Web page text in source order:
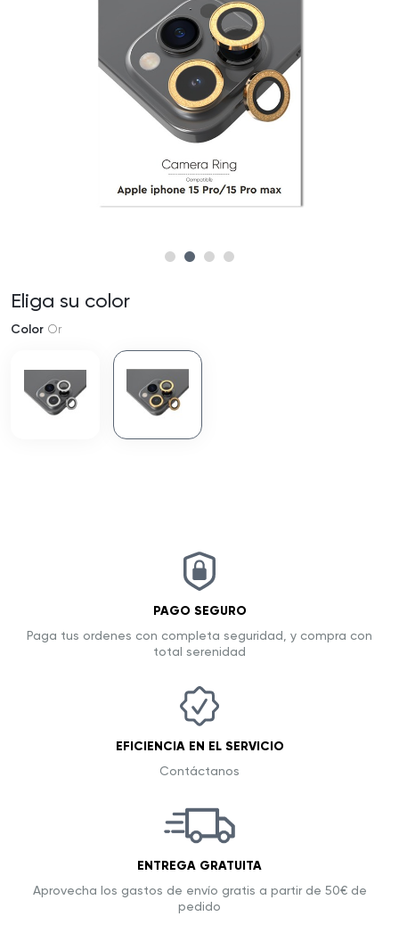
Eliga su color
Color Or
PAGO SEGURO
Paga tus ordenes con completa seguridad, y compra con
total serenidad
EFICIENCIA EN EL SERVICIO
Contáctanos
ENTREGA GRATUITA
Aprovecha los gastos de envío gratis a partir de 50€ de
pedido